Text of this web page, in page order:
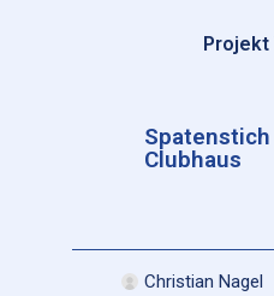
Projekt
Clubhaus
Christian Nagel